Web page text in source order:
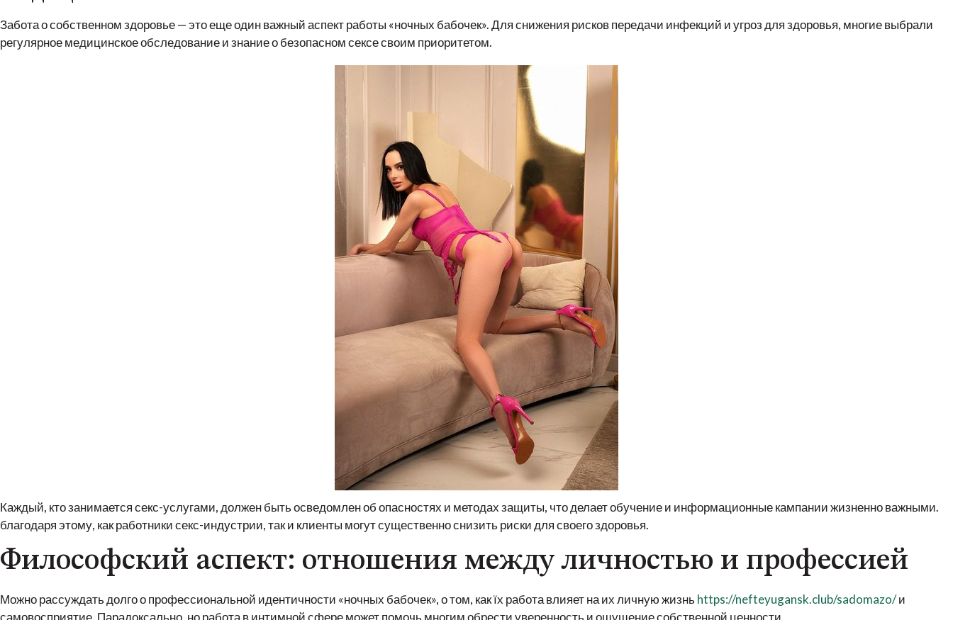
Забота о собственном здоровье — это еще один важный аспект работы «ночных бабочек». Для снижения рисков передачи инфекций и угроз для здоровья, многие выбрали
регулярное медицинское обследование и знание о безопасном сексе своим приоритетом.
Каждый, кто занимается секс-услугами, должен быть осведомлен об опасностях и методах защиты, что делает обучение и информационные кампании жизненно важными.
благодаря этому, как работники секс-индустрии, так и клиенты могут существенно снизить риски для своего здоровья.
Философский аспект: отношения между личностью и профессией
Можно рассуждать долго о профессиональной идентичности «ночных бабочек», о том, как їх работа влияет на их личную жизнь https://nefteyugansk.club/sadomazo/и
самовосприятие. Парадоксально, но работа в интимной сфере может помочь многим обрести уверенность и ощущение собственной ценности.